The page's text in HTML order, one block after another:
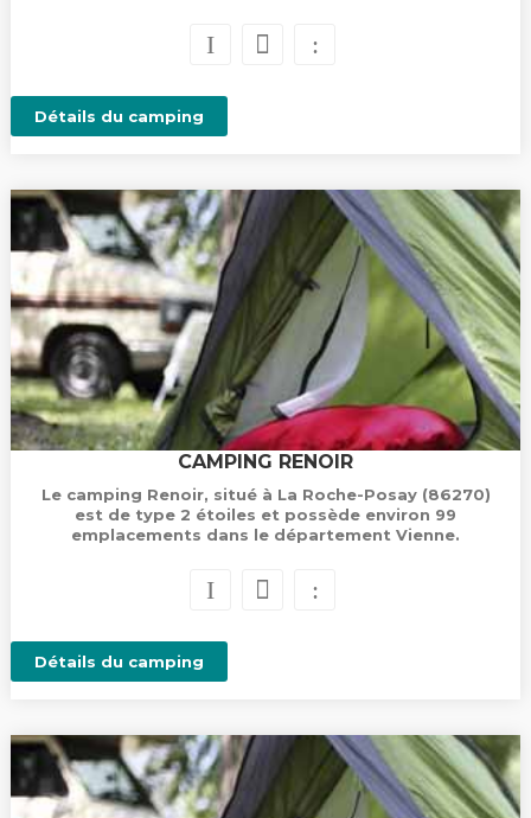
Détails du camping
CAMPING RENOIR
Le camping Renoir, situé à La Roche-Posay (86270)
est de type 2 étoiles et possède environ 99
emplacements dans le département Vienne.
Détails du camping